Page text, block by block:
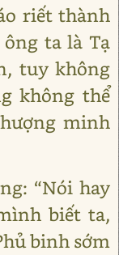
riết thành
ta là Tạ
tuy không
không thể
minh
“Nói hay
biết ta,
binh sớm